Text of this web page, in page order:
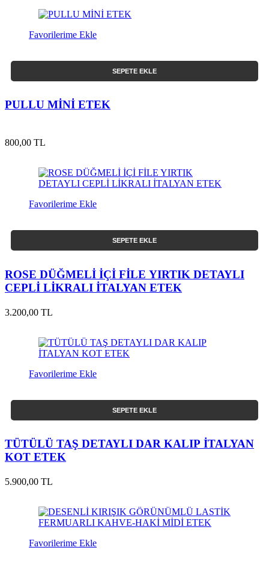
Favorilerime Ekle
SEPETE EKLE
PULLU MİNİ ETEK
800,00 TL
Favorilerime Ekle
SEPETE EKLE
ROSE DÜĞMELİ İÇİ FİLE YIRTIK DETAYLI
CEPLİ LİKRALI İTALYAN ETEK
3.200,00 TL
Favorilerime Ekle
SEPETE EKLE
TÜTÜLÜ TAŞ DETAYLI DAR KALIP İTALYAN
KOT ETEK
5.900,00 TL
Favorilerime Ekle